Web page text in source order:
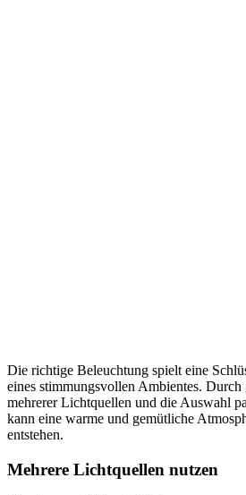
Die richtige Beleuchtung spielt eine
eines stimmungsvollen Ambientes.
mehrerer Lichtquellen und die Auswahl
kann eine warme und gemütliche
entstehen.
Mehrere Lichtquellen nutzen